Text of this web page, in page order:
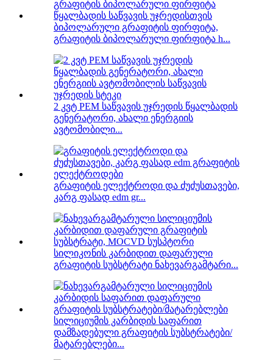
ბიპოლარული გრაფიტის ფირფიტა,
გრაფიტის ბიპოლარული ფირფიტა h...
2 კვტ PEM საწვავის უჯრედის წყალბადის
გენერატორი, ახალი ენერგიის
ავტომობილი...
გრაფიტის ელექტროდი და ძუძუსთავები,
კარგ ფასად edm gr...
სილიკონის კარბიდით დაფარული
გრაფიტის სუბსტრატი ნახევარგამტარი...
სილიციუმის კარბიდის საფარით
დამზადებული გრაფიტის სუბსტრატები/
მატარებლები...